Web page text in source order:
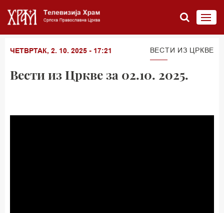
ЧЕТВРТАК, 2. 10. 2025 - 17:21 ВЕСТИ ИЗ ЦРКВЕ
Вести из Цркве за 02.10. 2025.